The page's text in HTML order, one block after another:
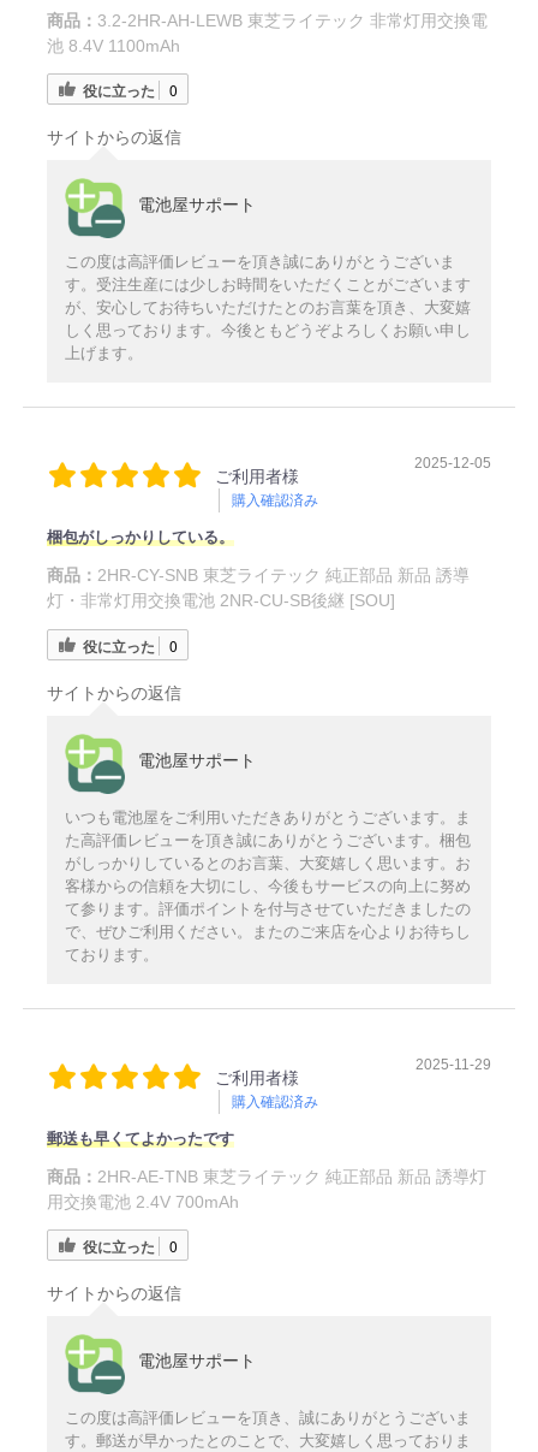
商品： 3.2-2HR-AH-LEWB 東芝ライテック 非常灯用交換電
池 8.4V 1100mAh
役に立った 0
サイトからの返信
電池屋サポート
この度は高評価レビューを頂き誠にありがとうございま
す。受注生産には少しお時間をいただくことがございます
が、安心してお待ちいただけたとのお言葉を頂き、大変嬉
しく思っております。今後ともどうぞよろしくお願い申し
上げます。
ご利用者様
購入確認済み
2025-12-05
梱包がしっかりしている。
商品： 2HR-CY-SNB 東芝ライテック 純正部品 新品 誘導
灯・非常灯用交換電池 2NR-CU-SB後継 [SOU]
役に立った 0
サイトからの返信
電池屋サポート
いつも電池屋をご利用いただきありがとうございます。ま
た高評価レビューを頂き誠にありがとうございます。梱包
がしっかりしているとのお言葉、大変嬉しく思います。お
客様からの信頼を大切にし、今後もサービスの向上に努め
て参ります。評価ポイントを付与させていただきましたの
で、ぜひご利用ください。またのご来店を心よりお待ちし
ております。
ご利用者様
購入確認済み
2025-11-29
郵送も早くてよかったです
商品： 2HR-AE-TNB 東芝ライテック 純正部品 新品 誘導灯
用交換電池 2.4V 700mAh
役に立った 0
サイトからの返信
電池屋サポート
この度は高評価レビューを頂き、誠にありがとうございま
す。郵送が早かったとのことで、大変嬉しく思っておりま